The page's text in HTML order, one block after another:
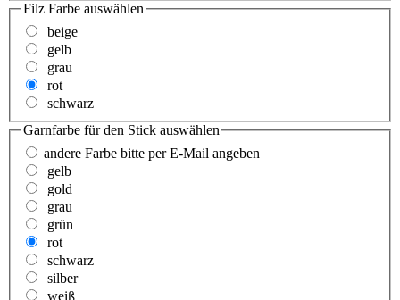
Filz Farbe auswählen
beige
gelb
grau
rot
schwarz
Garnfarbe für den Stick auswählen
andere Farbe bitte per E-Mail angeben
gelb
gold
grau
grün
rot
schwarz
silber
weiß